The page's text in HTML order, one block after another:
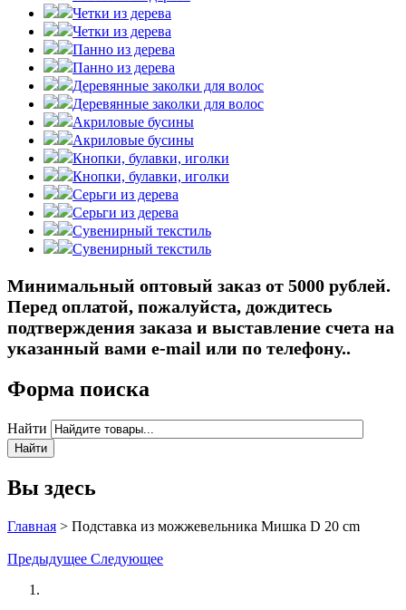
Четки из дерева
Четки из дерева
Панно из дерева
Панно из дерева
Деревянные заколки для волос
Деревянные заколки для волос
Акриловые бусины
Акриловые бусины
Кнопки, булавки, иголки
Кнопки, булавки, иголки
Серьги из дерева
Серьги из дерева
Сувенирный текстиль
Сувенирный текстиль
Минимальный оптовый заказ от 5000 рублей.
Перед оплатой, пожалуйста, дождитесь
подтверждения заказа и выставление счета на
указанный вами e-mail или по телефону..
Форма поиска
Найти
Вы здесь
Главная > Подставка из можжевельника Мишка D 20 cm
Предыдущее Следующее